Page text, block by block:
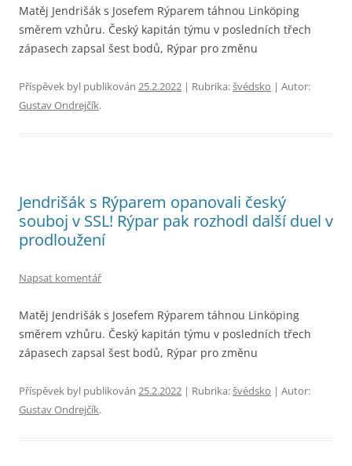
Matěj Jendrišák s Josefem Rýparem táhnou Linköping
směrem vzhůru. Český kapitán týmu v posledních třech
zápasech zapsal šest bodů, Rýpar pro změnu
Příspěvek byl publikován 25.2.2022 | Rubrika:švédsko | Autor:
Gustav Ondrejčík.
Jendrišák s Rýparem opanovali český
souboj v SSL! Rýpar pak rozhodl další duel v
prodloužení
Napsat komentář
Matěj Jendrišák s Josefem Rýparem táhnou Linköping
směrem vzhůru. Český kapitán týmu v posledních třech
zápasech zapsal šest bodů, Rýpar pro změnu
Příspěvek byl publikován 25.2.2022 | Rubrika:švédsko | Autor:
Gustav Ondrejčík.